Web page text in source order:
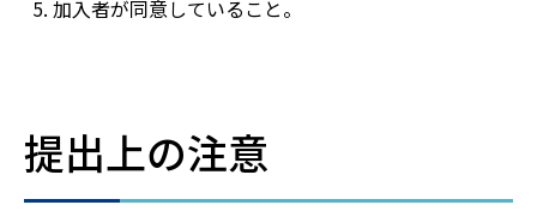
加入者が同意していること。
提出上の注意